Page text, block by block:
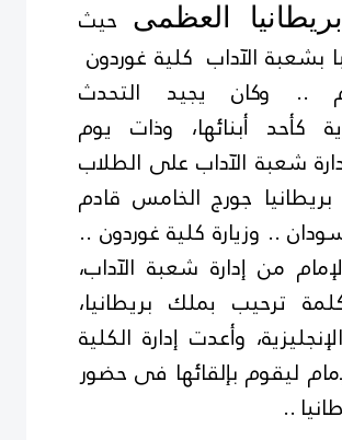
العظمى حيث
بشعبة الآداب كلية غوردون
.. وكان يجيد التحدث
كأحد أبنائها، وذات يوم
شعبة الآداب على الطلاب
جورج الخامس قادم
.. وزيارة كلية غوردون ..
من إدارة شعبة الآداب،
ترحيب بملك بريطانيا،
وأعدت إدارة الكلية
ليقوم بإلقائها فى حضور
..